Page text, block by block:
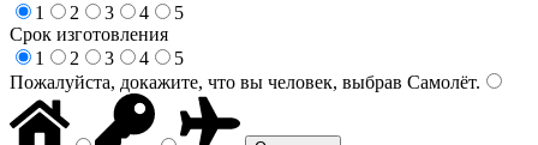
1
2 3 4
5
Срок изготовления
1
2 3 4
5
Пожалуйста, докажите, что вы человек, выбрав Самолёт.